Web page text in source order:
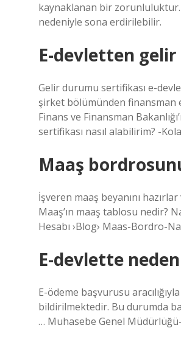
kaynaklanan bir zorunluluktur.
nedeniyle sona erdirilebilir.
E-devletten gelir
Gelir durumu sertifikası e-
şirket bölümünden finansman
Finans ve Finansman
sertifikası nasıl alabilirim? -
Maaş
İşveren maaş beyanını
Maaş’ın maaş tablosu nedir?
Hesabı ›Blog› Maas-Bordro-
E-devlette
E-ödeme başvurusu
bildirilmektedir. Bu durumda
… Muhasebe Genel Müdürlüğü-